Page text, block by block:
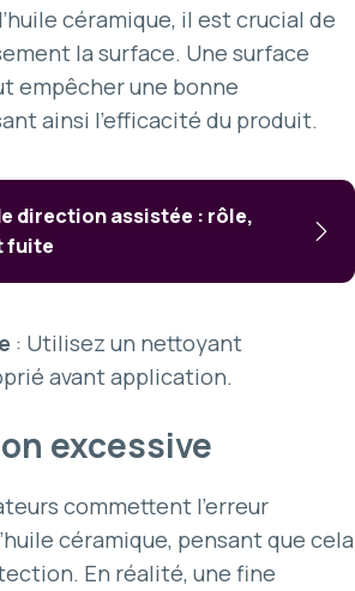
céramique, il est crucial de
la surface. Une surface
empêcher une bonne
ainsi l’efficacité du produit.
direction assistée : rôle,
fuite
: Utilisez un nettoyant
avant application.
excessive
commettent l’erreur
céramique, pensant que cela
En réalité, une fine